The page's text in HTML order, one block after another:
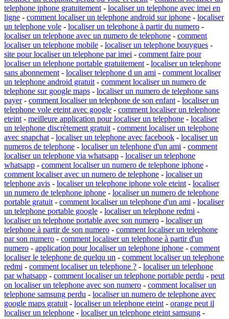
telephone iphone gratuitement - localiser un telephone avec imei en
ligne - comment localiser un telephone android sur iphone - localiser
un telephone vole - localiser un telephone à partir du numero -
localiser un telephone avec un numero de telephone - comment
localiser un telephone mobile - localiser un telephone bouygues -
site pour localiser un telephone par imei - comment faire pour
localiser un telephone portable gratuitement - localiser un telephone
sans abonnement - localiser telephone d un ami - comment localiser
un telephone android gratuit - comment localiser un numero de
telephone sur google maps - localiser un numero de telephone sans
payer- comment localiser un telephone de son enfant - localiser un
telephone vole eteint avec google - comment localiser un telephone
eteint - meilleure application pour localiser un telephone - localiser
un telephone discrètement gratuit - comment localiser un telephone
avec snapchat - localiser un telephone avec facebook - localiser un
numeros de telephone - localiser un telephone d'un ami - comment
localiser un telephone via whatsapp - localiser un telephone
whatsapp - comment localiser un numero de telephone iphone -
comment localiser avec un numero de telephone - localiser un
telephone avis - localiser un telephone iphone vole eteint - localiser
un numero de telephone iphone - localiser un numero de telephone
portable gratuit - comment localiser un telephone d'un ami - localiser
un telephone portable google - localiser un telephone redmi -
localiser un telephone portable avec son numero - localiser un
telephone à partir de son numero - comment localiser un telephone
par son numero - comment localiser un telephone à partir d'un
numero - application pour localiser un telephone iphone - comment
localiser le telephone de quelqu un - comment localiser un telephone
redmi - comment localiser un telephone ? - localiser un telephone
par whatsapp - comment localiser un telephone portable perdu - peut
on localiser un telephone avec son numero - comment localiser un
telephone samsung perdu - localiser un numero de telephone avec
google maps gratuit - localiser un telephone eteint - orange peut il
localiser un telephone - localiser un telephone eteint samsung -